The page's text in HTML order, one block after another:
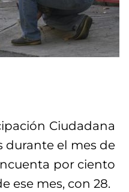
Ciudadana
durante el mes de
por ciento
ese mes, con 28.